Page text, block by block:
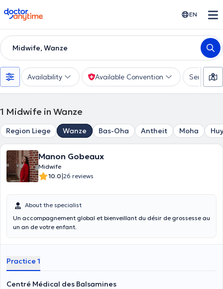
doctoranytime EN
Midwife, Wanze
Availability Available Convention Services
1 Midwife in Wanze
Region Liege Wanze Bas-Oha Antheit Moha Huy
Manon Gobeaux
Midwife
10.0|26 reviews
About the specialist
Un accompagnement global et bienveillant du désir de grossesse au
un an de votre enfant.
Practice 1
Centré Médical des Balsamines